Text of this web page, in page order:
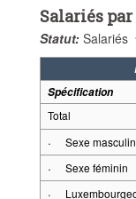
Salariés
Statut: Salariés
Spécification
Total
·
Sexe masculin
·
Sexe féminin
·